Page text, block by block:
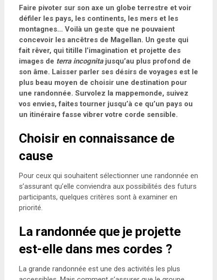
Faire pivoter sur son axe un globe terrestre et voir
défiler les pays, les continents, les mers et les
montagnes… Voilà un geste que ne pouvaient
concevoir les ancêtres de Magellan. Un geste qui
fait rêver, qui titille l’imagination et projette des
images de terra incognitajusqu’au plus profond de
son âme. Laisser parler ses désirs de voyages est le
plus beau moyen de choisir une destination pour
une randonnée. Survolez la mappemonde, suivez
vos envies, faites tourner jusqu’à ce qu’un pays ou
un itinéraire fasse vibrer votre corde sensible.
Choisir en connaissance de
cause
Pour ceux qui souhaitent sélectionner une randonnée en
s’assurant qu’elle conviendra aux possibilités des futurs
participants, quelques critères sont à examiner en
priorité.
La randonnée que je projette
est-elle dans mes cordes ?
La grande randonnée est une des activités les plus